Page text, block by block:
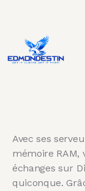
Avec ses
mémoire RAM,
échanges sur
quiconque.